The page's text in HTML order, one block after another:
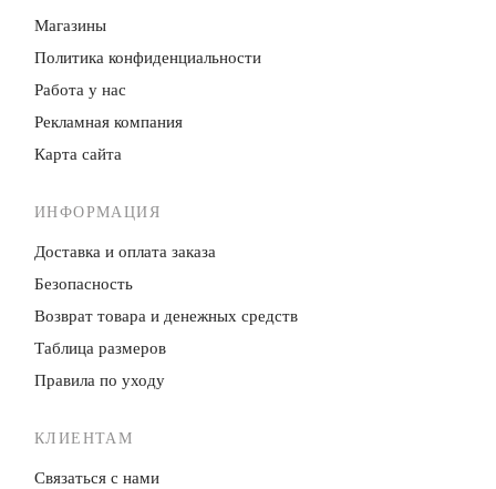
Магазины
Политика конфиденци­альности
Работа у нас
Рекламная компания
Карта сайта
ИНФОРМАЦИЯ
Доставка и оплата заказа
Безопасность
Возврат товара и денежных средств
Таблица размеров
Правила по уходу
КЛИЕНТАМ
Связаться с нами